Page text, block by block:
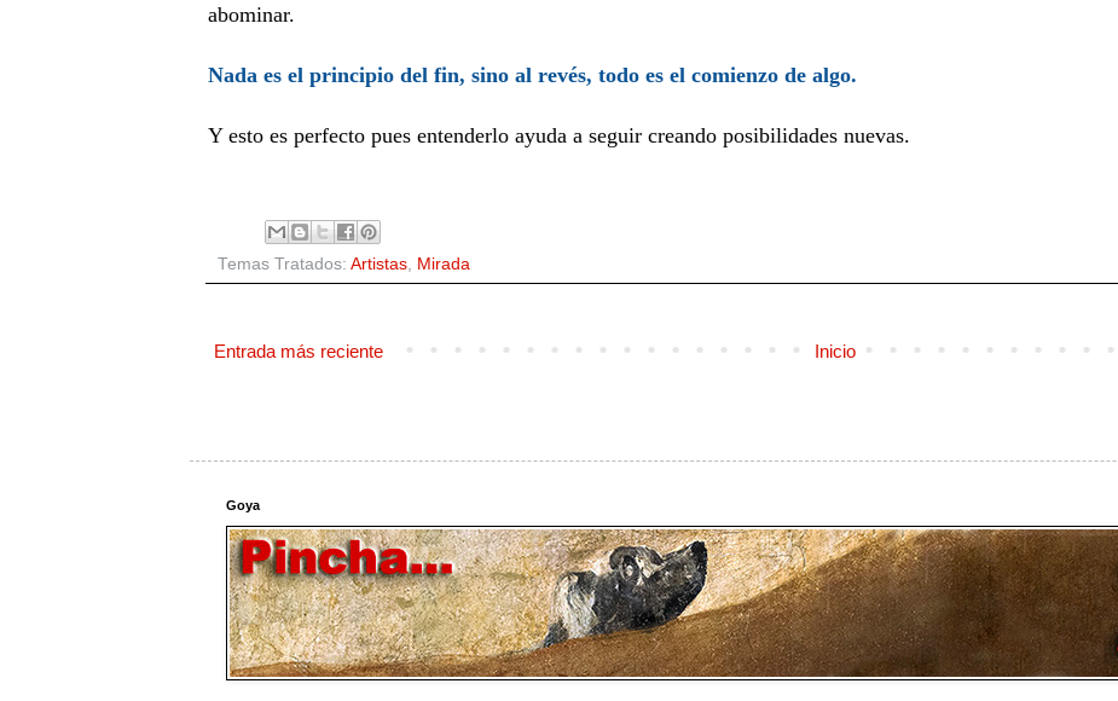
abominar.
Nada es el principio del fin, sino al revés, todo es el comienzo de algo.
Y esto es perfecto pues entenderlo ayuda a seguir creando posibilidades nuevas.
Temas Tratados: Artistas, Mirada
Entrada más reciente Inicio
Goya